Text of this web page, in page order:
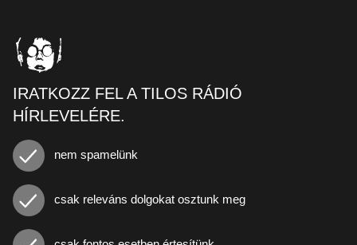
IRATKOZZ FEL A TILOS RÁDIÓ
HÍRLEVELÉRE.
nem spamelünk
csak releváns dolgokat osztunk meg